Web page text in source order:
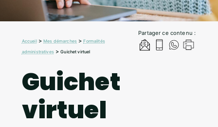
Partager ce contenu :
Accueil>Mes démarches >Formalités
administratives>Guichet virtuel
Guichet
virtuel